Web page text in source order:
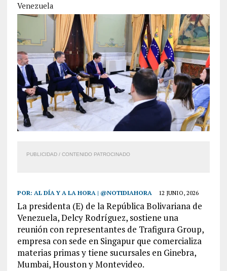
Venezuela
PUBLICIDAD / CONTENIDO PATROCINADO
POR: AL DÍA Y A LA HORA | @NOTIDIAHORA 12 JUNIO, 2026
La presidenta (E) de la República Bolivariana de
Venezuela, Delcy Rodríguez, sostiene una
reunión con representantes de Trafigura Group,
empresa con sede en Singapur que comercializa
materias primas y tiene sucursales en Ginebra,
Mumbai, Houston y Montevideo.